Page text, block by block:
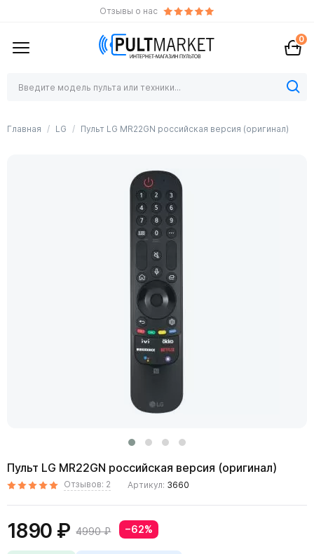
Отзывы о нас
0
Главная LG Пульт LG MR22GN российская версия (оригинал)
Пульт LG MR22GN российская версия (оригинал)
Отзывов: 2 Артикул: 3660
1890 ₽ 4990 ₽ −62%